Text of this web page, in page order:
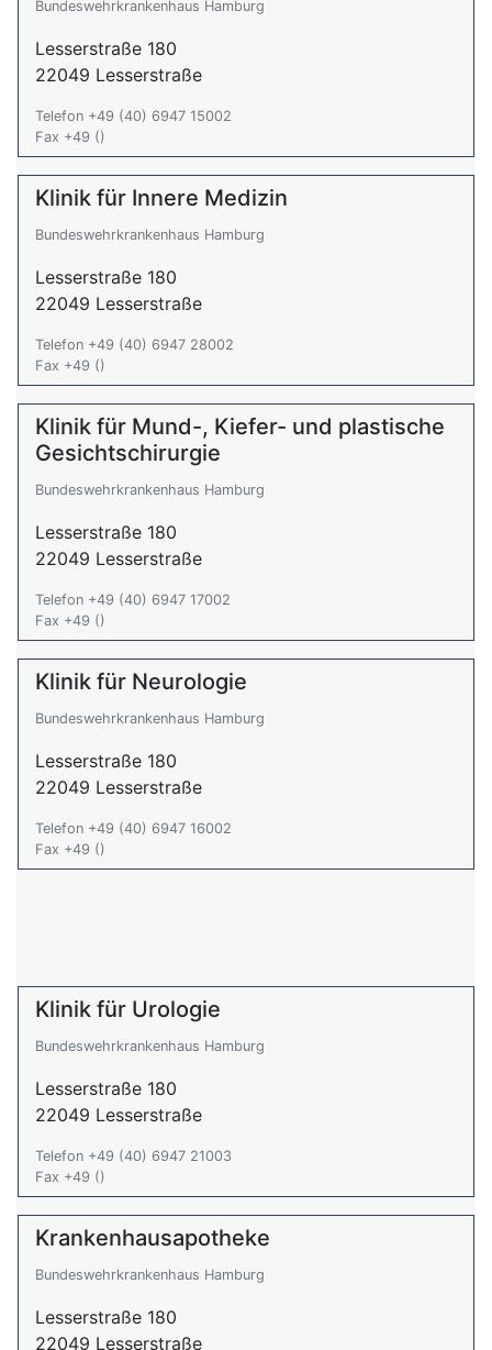
Bundeswehrkrankenhaus Hamburg
Lesserstraße 180
22049 Lesserstraße
Telefon +49 (40) 6947 15002
Fax +49 ()
Klinik für Innere Medizin
Bundeswehrkrankenhaus Hamburg
Lesserstraße 180
22049 Lesserstraße
Telefon +49 (40) 6947 28002
Fax +49 ()
Klinik für Mund-, Kiefer- und plastische
Gesichtschirurgie
Bundeswehrkrankenhaus Hamburg
Lesserstraße 180
22049 Lesserstraße
Telefon +49 (40) 6947 17002
Fax +49 ()
Klinik für Neurologie
Bundeswehrkrankenhaus Hamburg
Lesserstraße 180
22049 Lesserstraße
Telefon +49 (40) 6947 16002
Fax +49 ()
Klinik für Urologie
Bundeswehrkrankenhaus Hamburg
Lesserstraße 180
22049 Lesserstraße
Telefon +49 (40) 6947 21003
Fax +49 ()
Krankenhausapotheke
Bundeswehrkrankenhaus Hamburg
Lesserstraße 180
22049 Lesserstraße